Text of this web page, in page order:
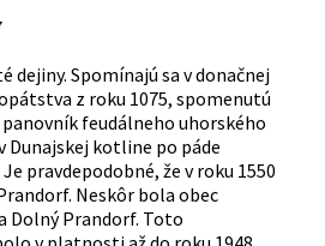
dejiny. Spomínajú sa v donačnej
z roku 1075, spomenutú
feudálneho uhorského
kotline po páde
pravdepodobné, že v roku 1550
Neskôr bola obec
Dolný Prandorf. Toto